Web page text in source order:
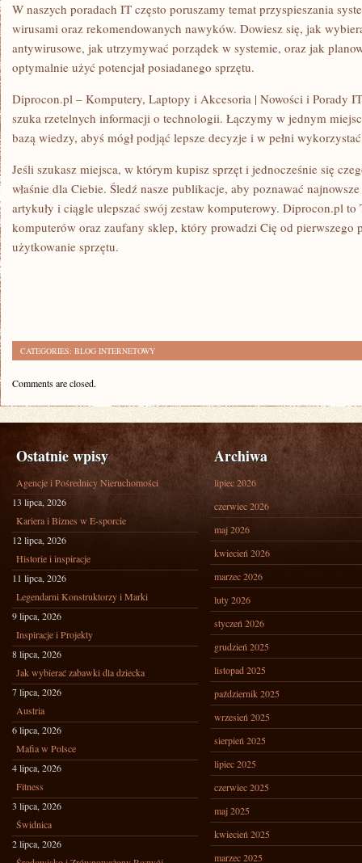
W naszych poradach IT często poruszamy temat przyspieszania
wirusami oraz rekomendowanych nawyków. Dowiesz się, jak
antywirusowe, jak utrzymywać porządek w systemie, oraz jak
optymalnie użyć potencjał posiadanego sprzętu.
Diprocon.pl – Komputery, Laptopy i Akcesoria | Nowości i Porady
szuka rzetelnych informacji o technologii. Łączymy w jednym
bazą wiedzy, abyś mógł podjąć lepsze decyzje i w pełni
Jeśli szukasz miejsca, w którym kupisz sprzęt i jednocześnie się
właśnie dla Ciebie. Śledź nasze publikacje, aby poznawać
artykuły i ciągle ulepszać swój zestaw komputerowy. Diprocon.pl
komputerów oraz zaufany sklep, który prowadzi Cię od pierwszego
użytkowanie sprzętu.
CATEGORIES: BLOG INTERNETOWY
Comments are closed.
Ostatnie wpisy
Agencje i Pośrednicy Nieruchomości
13 lipca, 2026
Kariera i Biznes w E-sporcie
12 lipca, 2026
Historie i inspiracje
11 lipca, 2026
Legendarni Konstruktorzy i Marki
9 lipca, 2026
Inspiracje i Projekty
8 lipca, 2026
Jak wybierać zabawki dla dziecka
7 lipca, 2026
Austria
6 lipca, 2026
Mafia w Polsce
4 lipca, 2026
Fitness
3 lipca, 2026
Świdnica
2 lipca, 2026
Archiwa
lipiec 2026
czerwiec 2026
maj 2026
kwiecień 2026
marzec 2026
luty 2026
styczeń 2026
grudzień 2025
listopad 2025
październik 2025
wrzesień 2025
sierpień 2025
lipiec 2025
czerwiec 2025
maj 2025
kwiecień 2025
marzec 2025